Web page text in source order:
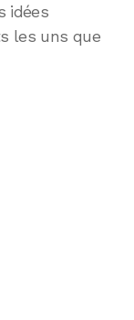
idées
les uns que